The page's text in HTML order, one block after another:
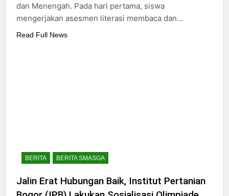
dan Menengah. Pada hari pertama, siswa
mengerjakan asesmen literasi membaca dan…
Read Full News
BERITA BERITA SMASGA
Jalin Erat Hubungan Baik, Institut Pertanian